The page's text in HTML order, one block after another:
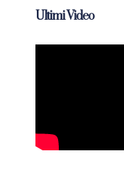
Ultimi Video